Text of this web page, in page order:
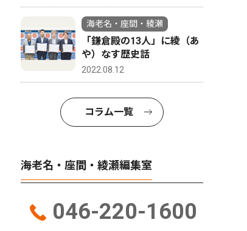
海老名・座間・綾瀬
「鎌倉殿の13人」に綾（あ
や）なす歴史話
2022.08.12
コラム一覧
海老名・座間・綾瀬編集室
046-220-1600